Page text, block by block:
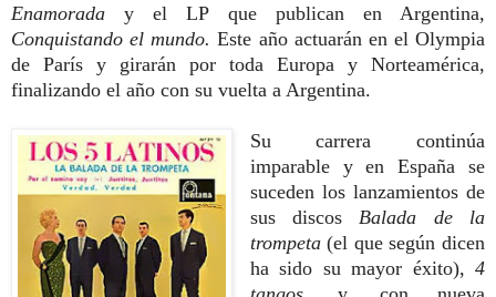
Enamoraday el LP que publican en Argentina,
Conquistando el mundo.Este año actuarán en el Olympia
de París y girarán por toda Europa y Norteamérica,
finalizando el año con su vuelta a Argentina.
Su carrera continúa
imparable y en España se
suceden los lanzamientos de
sus discos Balada de la
trompeta(el que según dicen
ha sido su mayor éxito), 4